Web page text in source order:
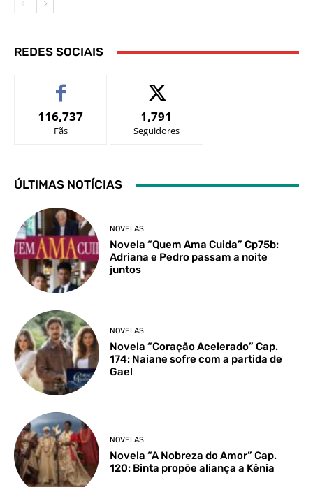
REDES SOCIAIS
116,737
Fãs
1,791
Seguidores
ÚLTIMAS NOTÍCIAS
NOVELAS
Novela “Quem Ama Cuida” Cp75b:
Adriana e Pedro passam a noite
juntos
NOVELAS
Novela “Coração Acelerado” Cap.
174: Naiane sofre com a partida de
Gael
NOVELAS
Novela “A Nobreza do Amor” Cap.
120: Binta propõe aliança a Kênia